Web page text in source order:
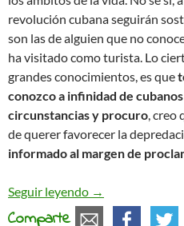
revolución cubana seguirán
son las de alguien que no
ha visitado como turista. Lo
grandes conocimientos, es que
conozco a infinidad de
circunstancias y procuro ,
de querer favorecer la
informado al margen de
Seguir leyendo Cuba abre sus
→
Comparte